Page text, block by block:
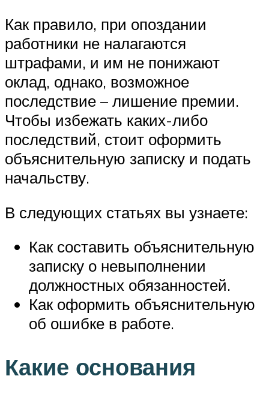
Как правило, при опоздании
работники не налагаются
штрафами, и им не понижают
оклад, однако, возможное
последствие – лишение премии.
Чтобы избежать каких-либо
последствий, стоит оформить
объяснительную записку и подать
начальству.
В следующих статьях вы узнаете:
Как составить объяснительную
записку о невыполнении
должностных обязанностей.
Как оформить объяснительную
об ошибке в работе.
Какие основания